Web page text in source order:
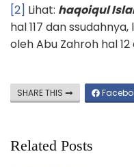
[2] Lihat: haqoiqul
hal 117 dan
oleh Abu Zahroh hal
SHARE THIS
Related Posts